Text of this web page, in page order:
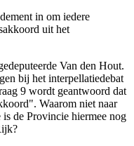
in om iedere
uit het
Van den Hout.
bij het interpellatiedebat
9 wordt geantwoord dat
Waarom niet naar
de Provincie hiermee nog